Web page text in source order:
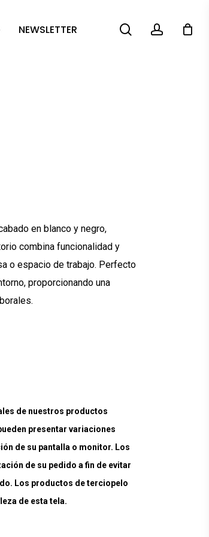
NEWSLETTER searchaccount
en blanco y negro,
combina funcionalidad y
o espacio de trabajo. Perfecto
proporcionando una
de nuestros productos
presentar variaciones
de su pantalla o monitor. Los
de su pedido a fin de evitar
Los productos de terciopelo
de esta tela.